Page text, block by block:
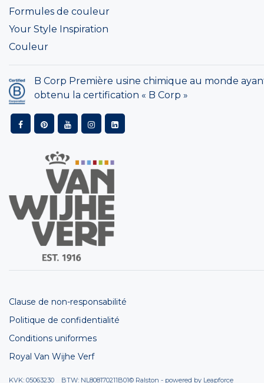
Formules de couleur
Your Style Inspiration
Couleur
B Corp Première usine chimique au monde
obtenu la certification « B Corp »
Clause de non-responsabilité
Politique de confidentialité
Conditions uniformes
Royal Van Wijhe Verf
KVK: 05063230 BTW: NL808170211B01© Ralston - powered by Leapforce